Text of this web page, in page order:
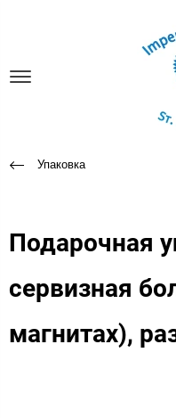
Упаковка
Подарочная
сервизная
магнитах),